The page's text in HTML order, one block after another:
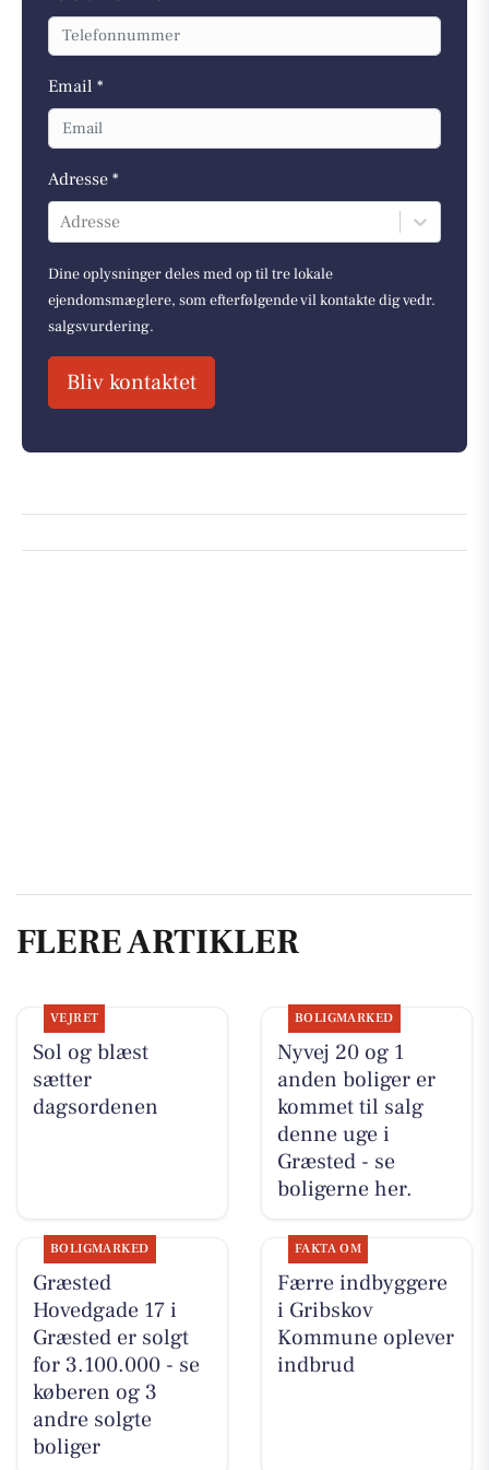
Email *
Adresse *
Adresse
Dine oplysninger deles med op til tre lokale
ejendomsmæglere, som efterfølgende vil kontakte dig vedr.
salgsvurdering.
Bliv kontaktet
FLERE ARTIKLER
VEJRET
Sol og blæst
sætter
dagsordenen
BOLIGMARKED
Nyvej 20 og 1
anden boliger er
kommet til salg
denne uge i
Græsted - se
boligerne her.
BOLIGMARKED
Græsted
Hovedgade 17 i
Græsted er solgt
for 3.100.000 - se
køberen og 3
andre solgte
boliger
FAKTA OM
Færre indbyggere
i Gribskov
Kommune oplever
indbrud